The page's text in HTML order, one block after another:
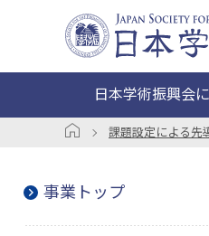
日本学術振興会
課題設定による先
事業トップ